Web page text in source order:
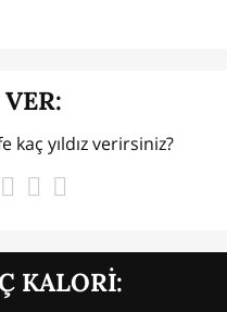
KALORİ:
kaç yıldız verirsiniz?